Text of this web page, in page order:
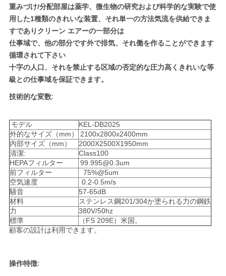
プ
ラ
イ
バ
ー
ポ
リ
シ
ー
重みづけ/分配部屋は薬学、微生物の研究および科学的な実験で使
用した1種類のきれいな装置、それ単一の方法気流を供給できま
すでありクリーン エアーの一部分は
仕事域で、他の部分です外で排気、それ働を作ることができます
循環されて下さい
十字の人口、それを禁止する区域の否定的な圧力高くきれいな等
級との仕事域を保証できます。
技術的な変数:
モデル
KEL-DB2025
外的なサイズ（mm）
2100x2800x2400mm
内部サイズ（mm）
2000X2500X1950mm
清潔:
Class100
HEPAフィルター
99.995@0.3um
前フィルター
75%@5um
空気速度
0.2-0.5m/s
騒音
57-65dB
材料
ステンレス鋼201/304か塗られる力の鋼鉄
力
380V/50hz
標準
（FS 209E）米国。
顧客の設計は利用できます。
操作特徴: